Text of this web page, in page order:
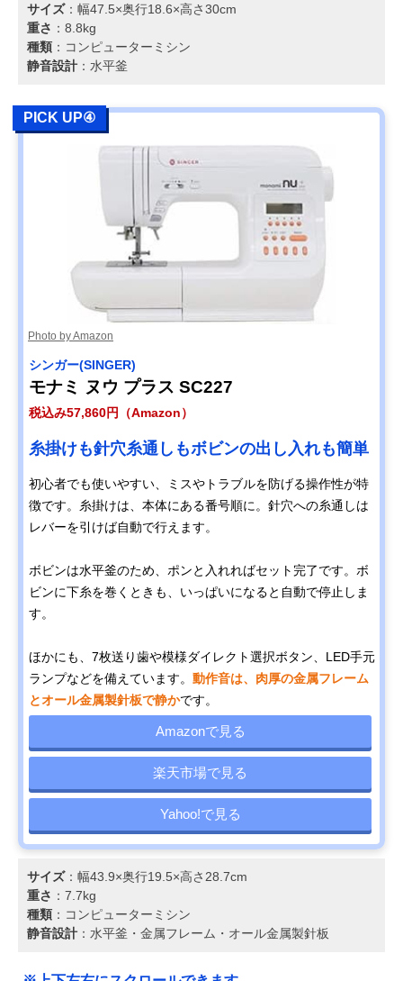
サイズ：幅47.5×奥行18.6×高さ30cm
重さ ：8.8kg
種類 ：コンピューターミシン
静音設計 ：水平釜
PICK UP④
Photo by Amazon
シンガー(SINGER)
モナミ ヌウ プラス SC227
税込み57,860円（Amazon）
糸掛けも針穴糸通しもボビンの出し入れも簡単
初心者でも使いやすい、ミスやトラブルを防げる操作性が特
徴です。糸掛けは、本体にある番号順に。針穴への糸通しは
レバーを引けば自動で行えます。
ボビンは水平釜のため、ポンと入れればセット完了です。ボ
ビンに下糸を巻くときも、いっぱいになると自動で停止しま
す。
ほかにも、7枚送り歯や模様ダイレクト選択ボタン、LED手元
ランプなどを備えています。 動作音は、肉厚の金属フレーム
とオール金属製針板で静かです。
Amazonで見る
楽天市場で見る
Yahoo!で見る
サイズ：幅43.9×奥行19.5×高さ28.7cm
重さ ：7.7kg
種類 ：コンピューターミシン
静音設計 ：水平釜・金属フレーム・オール金属製針板